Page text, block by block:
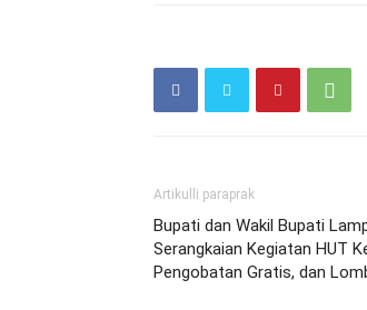
Artikulli paraprak
Bupati dan Wakil Bupati
Serangkaian Kegiatan HUT
Pengobatan Gratis, dan